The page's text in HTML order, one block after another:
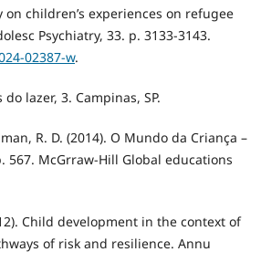
children’s experiences on refugee
Psychiatry, 33. p. 3133-3143.
02387-w.
lazer, 3. Campinas, SP.
R. D. (2014). O Mundo da Criança –
567. McGrraw-Hill Global educations
Child development in the context of
of risk and resilience. Annu